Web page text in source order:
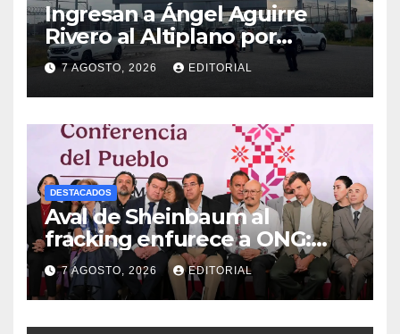
Ingresan a Ángel Aguirre
Rivero al Altiplano por
presunta destrucción de
evidencias de caso
Ayotzinapa
7 AGOSTO, 2026 EDITORIAL
DESTACADOS
Aval de Sheinbaum al
fracking enfurece a ONG:
“Buscaban cómo usarlo con
menos culpa”
7 AGOSTO, 2026 EDITORIAL